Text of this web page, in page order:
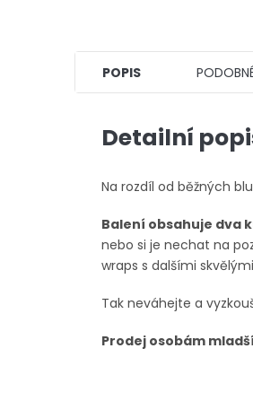
POPIS
Detailní
Na rozdíl od běžných
Balení obsahuje dva
nebo si je nechat na
wraps s dalšími
Tak neváhejte a
Prodej osobám